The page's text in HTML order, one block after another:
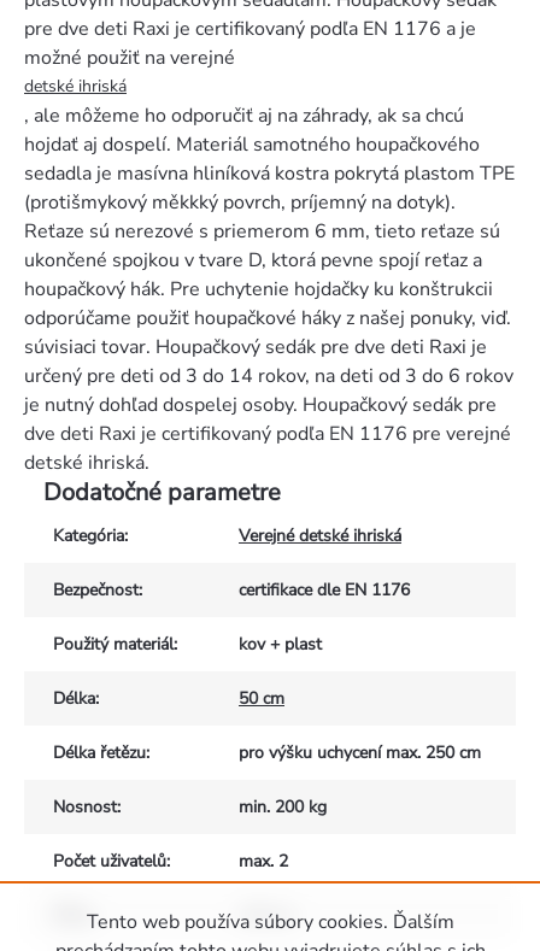
Tento web používa súbory cookies. Ďalším
pre dve deti Raxi je certifikovaný podľa EN 1176 a je
možné použiť na verejné
detské ihriská
, ale môžeme ho odporučiť aj na záhrady, ak sa chcú
hojdať aj dospelí. Materiál samotného houpačkového
sedadla je masívna hliníková kostra pokrytá plastom TPE
(protišmykový měkkký povrch, príjemný na dotyk).
Reťaze sú nerezové s priemerom 6 mm, tieto reťaze sú
ukončené spojkou v tvare D, ktorá pevne spojí reťaz a
houpačkový hák. Pre uchytenie hojdačky ku konštrukcii
odporúčame použiť houpačkové háky z našej ponuky, viď.
súvisiaci tovar. Houpačkový sedák pre dve deti Raxi je
určený pre deti od 3 do 14 rokov, na deti od 3 do 6 rokov
je nutný dohľad dospelej osoby. Houpačkový sedák pre
dve deti Raxi je certifikovaný podľa EN 1176 pre verejné
detské ihriská.
Dodatočné parametre
Kategória: Verejné detské ihriská
Bezpečnost: certifikace dle EN 1176
Použitý materiál: kov + plast
Délka: 50 cm
Délka řetězu: pro výšku uchycení max. 250 cm
Nosnost: min. 200 kg
Počet uživatelů: max. 2
Šířka: 125 cm